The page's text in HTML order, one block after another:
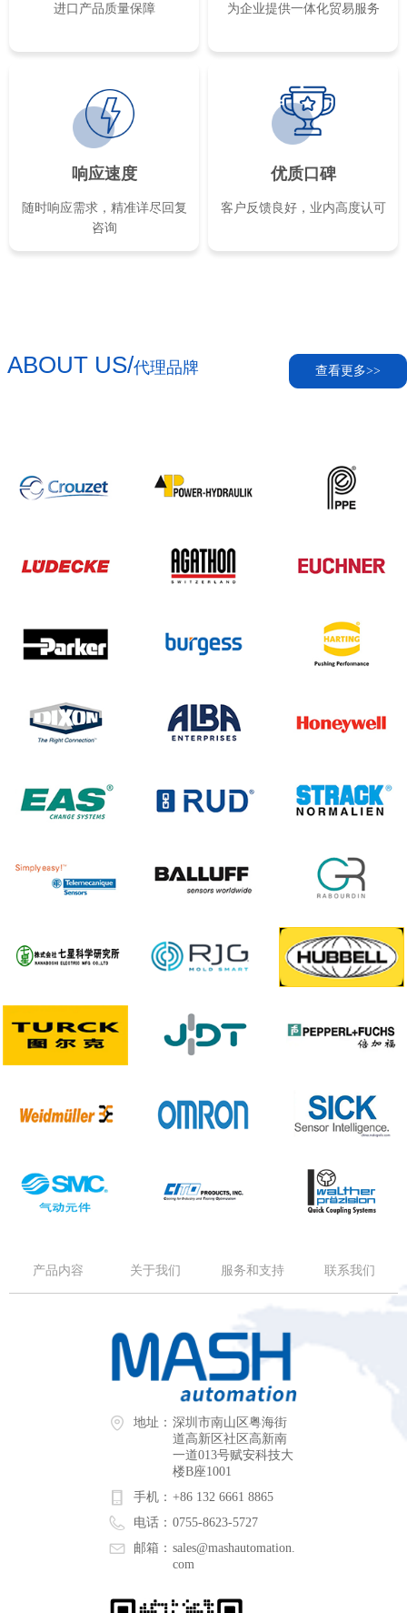
为企业提供一体化贸易服务
进口产品质量保障
响应速度
随时响应需求，精准详尽回复
咨询
优质口碑
客户反馈良好，业内高度认可
ABOUT US/代理品牌 查看更多>>
产品内容 关于我们 服务和支持 联系我们
地址： 深圳市南山区粤海街
道高新区社区高新南
一道013号赋安科技大
楼B座1001
手机： +86 132 6661 8865
电话： 0755-8623-5727
邮箱： sales@mashautomation.
com